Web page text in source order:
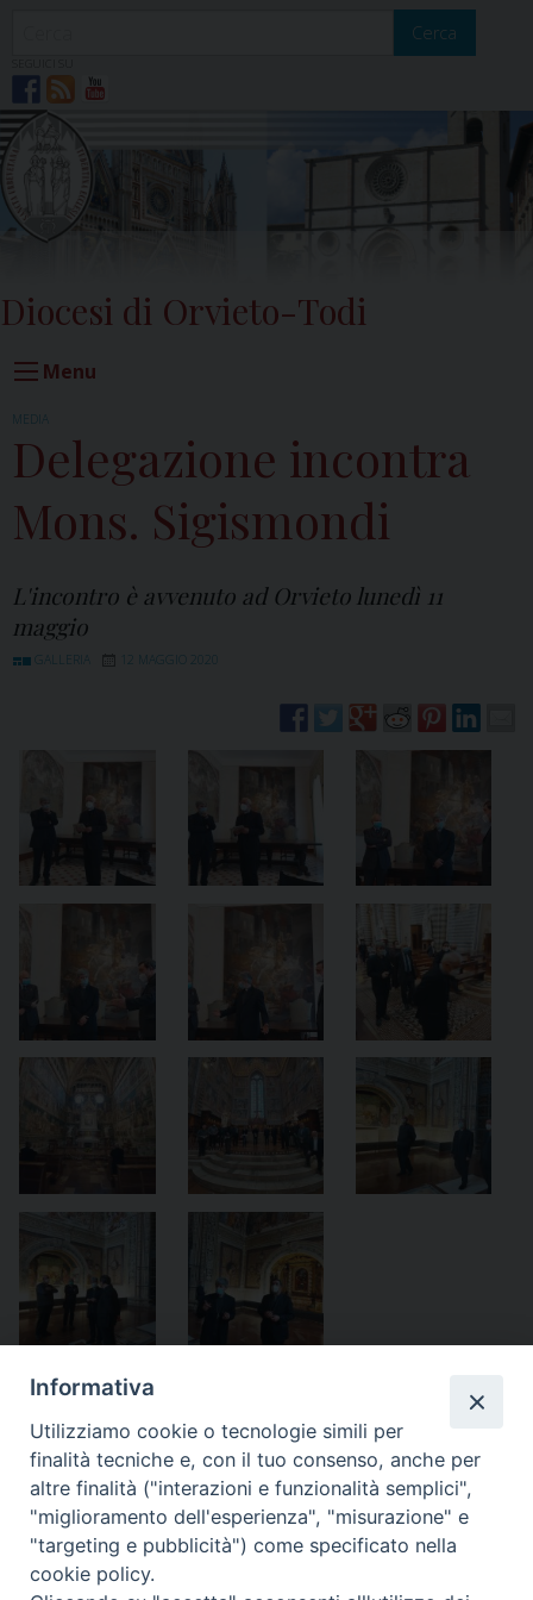
Cerca
Diocesi di Orvieto-Todi
Menu
MEDIA
Delegazione incontra
Mons. Sigismondi
L'incontro è avvenuto ad Orvieto lunedì 11
maggio
GALLERIA 12 MAGGIO 2020
Home Il Vescovo Diocesi Pastorale
Liturgia
Beni Culturali
Informativa
Utilizziamo cookie o tecnologie simili per
finalità tecniche e, con il tuo consenso, anche per
altre finalità ("interazioni e funzionalità semplici",
"miglioramento dell'esperienza", "misurazione" e
"targeting e pubblicità") come specificato nella
cookie policy.